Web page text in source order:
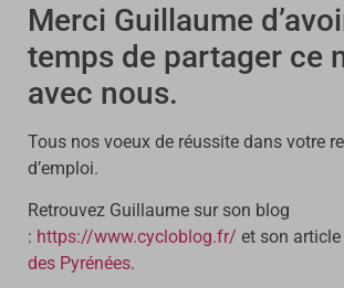
Merci Guillaume
temps de partager ce
avec nous.
Tous nos voeux de réussite dans votre
d’emploi.
Retrouvez Guillaume sur son blog
: https://www.cycloblog.fr/ et son
des Pyrénées.